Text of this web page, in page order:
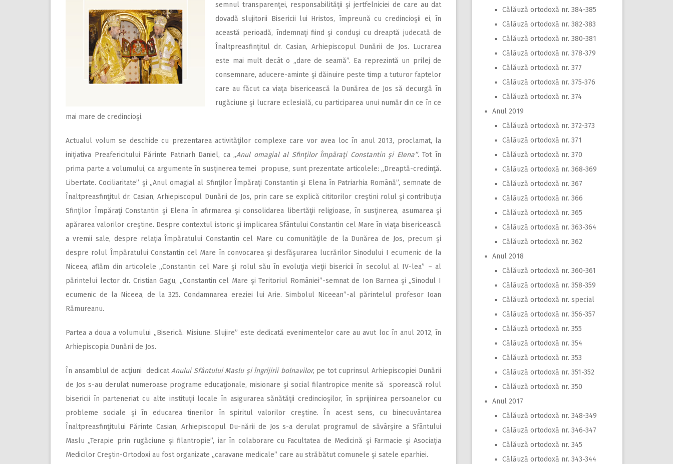
semnul transparenţei, responsabilităţii şi jertfelniciei de care au dat
dovadă slujitorii Bisericii lui Hristos, împreună cu credincioşii ei, în
această perioadă, îndemnaţi fiind şi conduşi cu dreaptă judecată de
Înaltpreasfinţitul dr. Casian, Arhiepiscopul Dunării de Jos. Lucrarea
este mai mult decât o „dare de seamă”. Ea reprezintă un prilej de
consemnare, aducere-aminte şi dăinuire peste timp a tuturor faptelor
care au făcut ca viaţa bisericească la Dunărea de Jos să decurgă în
rugăciune şi lucrare eclesială, cu participarea unui număr din ce în ce
mai mare de credincioşi.
Actualul volum se deschide cu prezentarea activităţilor complexe care vor avea loc în anul 2013, proclamat, la
iniţiativa Preafericitului Părinte Patriarh Daniel, ca „Anul omagial al Sfinţilor Împăraţi Constantin şi Elena”. Tot în
prima parte a volumului, ca argumente în susţinerea temei propuse, sunt prezentate articolele: „Dreaptă-credinţă.
Libertate. Cociliaritate” şi „Anul omagial al Sfinţilor Împăraţi Constantin şi Elena în Patriarhia Română”, semnate de
Înaltpreasfinţitul dr. Casian, Arhiepiscopul Dunării de Jos, prin care se explică cititorilor creştini rolul şi contribuţia
Sfinţilor Împăraţi Constantin şi Elena în afirmarea şi consolidarea libertăţii religioase, în susţinerea, asumarea şi
apărarea valorilor creştine. Despre contextul istoric şi implicarea Sfântului Constantin cel Mare în viaţa bisericească
a vremii sale, despre relaţia Împăratului Constantin cel Mare cu comunităţile de la Dunărea de Jos, precum şi
despre rolul Împăratului Constantin cel Mare în convocarea şi desfăşurarea lucrărilor Sinodului I ecumenic de la
Niceea, aflăm din articolele „Constantin cel Mare şi rolul său în evoluţia vieţii bisericii în secolul al IV-lea” – al
părintelui lector dr. Cristian Gagu, „Constantin cel Mare şi Teritoriul României”-semnat de Ion Barnea şi „Sinodul I
ecumenic de la Niceea, de la 325. Condamnarea ereziei lui Arie. Simbolul Niceean”-al părintelul profesor Ioan
Rămureanu.
Partea a doua a volumului „Biserică. Misiune. Slujire” este dedicată evenimentelor care au avut loc în anul 2012, în
Arhiepiscopia Dunării de Jos.
În ansamblul de acţiuni dedicatAnului Sfântului Maslu şi îngrijirii bolnavilor, pe tot cuprinsul Arhiepiscopiei Dunării
de Jos s-au derulat numeroase programe educaţionale, misionare şi social filantropice menite să sporească rolul
bisericii în parteneriat cu alte instituţii locale în asigurarea sănătăţii credincioşilor, în sprijinirea persoanelor cu
probleme sociale şi în educarea tinerilor în spiritul valorilor creştine. În acest sens, cu binecuvântarea
Înaltpreasfinţitului Părinte Casian, Arhiepiscopul Du-nării de Jos s-a derulat programul de săvârşire a Sfântului
Maslu „Terapie prin rugăciune şi filantropie”, iar în colaborare cu Facultatea de Medicină şi Farmacie şi Asociaţia
Medicilor Creştin-Ortodoxi au fost organizate „caravane medicale” care au străbătut comunele şi satele eparhiei.
Călăuză ortodoxă nr. 384-385
Călăuză ortodoxă nr. 382-383
Călăuză ortodoxă nr. 380-381
Călăuză ortodoxă nr. 378-379
Călăuză ortodoxă nr. 377
Călăuză ortodoxă nr. 375-376
Călăuză ortodoxă nr. 374
Anul 2019
Călăuză ortodoxă nr. 372-373
Călăuză ortodoxă nr. 371
Călăuză ortodoxă nr. 370
Călăuză ortodoxă nr. 368-369
Călăuză ortodoxă nr. 367
Călăuză ortodoxă nr. 366
Călăuză ortodoxă nr. 365
Călăuză ortodoxă nr. 363-364
Călăuză ortodoxă nr. 362
Anul 2018
Călăuză ortodoxă nr. 360-361
Călăuză ortodoxă nr. 358-359
Călăuză ortodoxă nr. special
Călăuză ortodoxă nr. 356-357
Călăuză ortodoxă nr. 355
Călăuză ortodoxă nr. 354
Călăuză ortodoxă nr. 353
Călăuză ortodoxă nr. 351-352
Călăuză ortodoxă nr. 350
Anul 2017
Călăuză ortodoxă nr. 348-349
Călăuză ortodoxă nr. 346-347
Călăuză ortodoxă nr. 345
Călăuză ortodoxă nr. 343-344